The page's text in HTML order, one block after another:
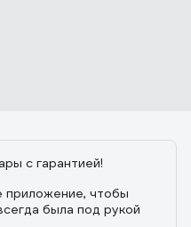
с гарантией!
приложение, чтобы
была под рукой